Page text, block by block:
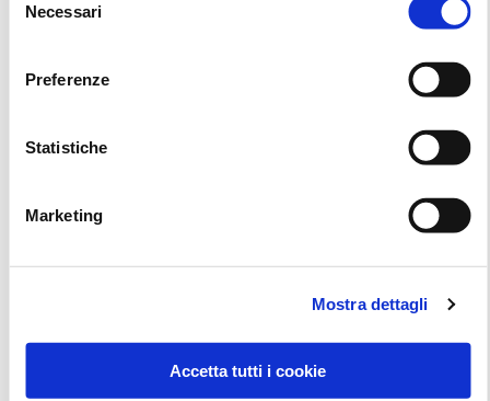
delNecessari
Preferenze
Statistiche
Marketing
Mostra dettagli
Accetta tutti i cookie
Oggetto
Messaggio